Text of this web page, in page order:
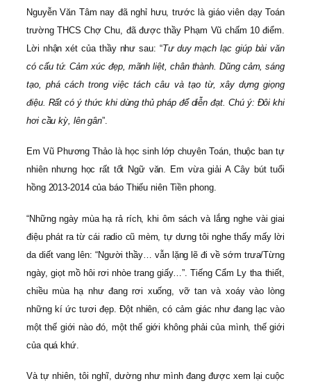
Nguyễn Văn Tâm nay đã nghỉ hưu, trước là giáo viên dạy Toán
trường THCS Chợ Chu, đã được thầy Phạm Vũ chấm 10 điểm.
Lời nhận xét của thầy như sau: “Tư duy mạch lạc giúp bài văn
có cấu tứ. Cảm xúc đẹp, mãnh liệt, chân thành. Dũng cảm, sáng
tạo, phá cách trong việc tách câu và tạo từ, xây dựng giọng
điệu. Rất có ý thức khi dùng thủ pháp để diễn đạt. Chú ý: Đôi khi
hơi cầu kỳ, lên gân”.
Em Vũ Phương Thảo là học sinh lớp chuyên Toán, thuộc ban tự
nhiên nhưng học rất tốt Ngữ văn. Em vừa giải A Cây bút tuổi
hồng 2013-2014 của báo Thiếu niên Tiền phong.
“Những ngày mùa hạ rả rích, khi ôm sách và lắng nghe vài giai
điệu phát ra từ cái radio cũ mèm, tự dưng tôi nghe thấy mấy lời
da diết vang lên: “Người thầy… vẫn lặng lẽ đi về sớm trưa/Từng
ngày, giọt mồ hôi rơi nhòe trang giấy…”. Tiếng Cẩm Ly tha thiết,
chiều mùa hạ như đang rơi xuống, vỡ tan và xoáy vào lòng
những kí ức tươi đẹp. Đột nhiên, có cảm giác như đang lạc vào
một thế giới nào đó, một thế giới không phải của mình, thế giới
của quá khứ.
Và tự nhiên, tôi nghĩ, dường như mình đang được xem lại cuộc